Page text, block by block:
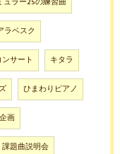
ラベスク
サート キタラ
ひまわりピアノ
画
課題曲説明会